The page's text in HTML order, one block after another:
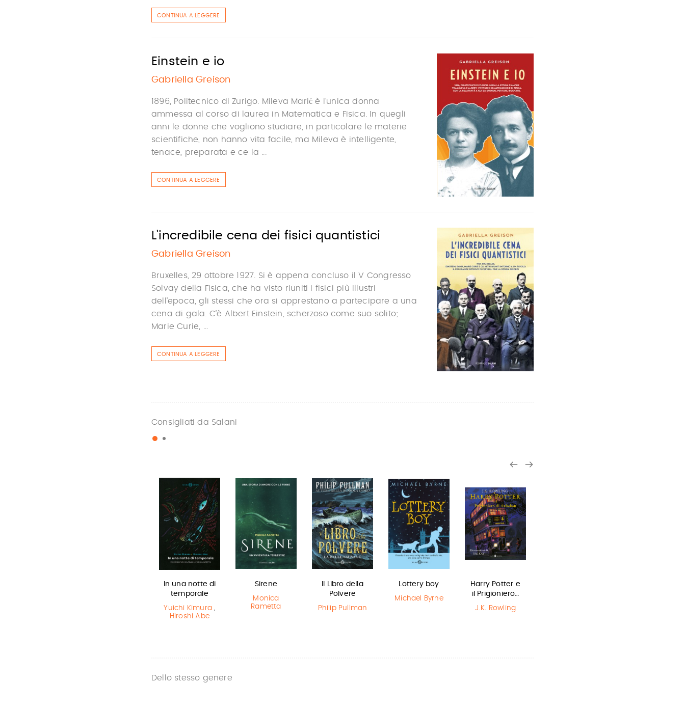
CONTINUA A LEGGERE
Einstein e io
Gabriella Greison
1896, Politecnico di Zurigo. Mileva Marić è l’unica donna
ammessa al corso di laurea in Matematica e Fisica. In quegli
anni le donne che vogliono studiare, in particolare le materie
scientifiche, non hanno vita facile, ma Mileva è intelligente,
tenace, preparata e ce la ...
CONTINUA A LEGGERE
L'incredibile cena dei fisici quantistici
Gabriella Greison
Bruxelles, 29 ottobre 1927. Si è appena concluso il V Congresso
Solvay della Fisica, che ha visto riuniti i fisici più illustri
dell’epoca, gli stessi che ora si apprestano a partecipare a una
cena di gala. C’è Albert Einstein, scherzoso come suo solito;
Marie Curie, ...
CONTINUA A LEGGERE
Consigliati da Salani
In una notte di
temporale
Yuichi Kimura ,
Hiroshi Abe
Sirene
Monica
Rametta
Il Libro della
Polvere
Philip Pullman
Lottery boy
Michael Byrne
Harry Potter e
il Prigioniero…
J.K. Rowling
Dello stesso genere